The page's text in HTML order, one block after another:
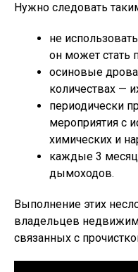
Нужно следовать
не
он может стать
осиновые
количествах —
периодически
мероприятия с
химических и
каждые 3
дымоходов.
Выполнение этих
владельцев
связанных с